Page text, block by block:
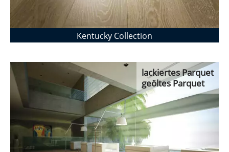
Kentucky Collection
lackiertes Parquet
geöltes Parquet